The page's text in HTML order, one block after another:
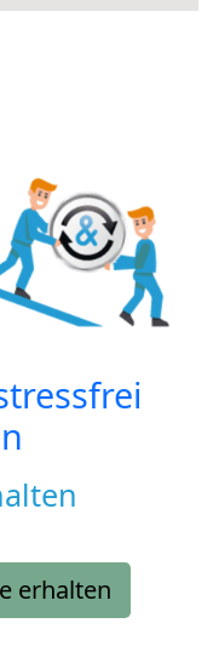
erhalten